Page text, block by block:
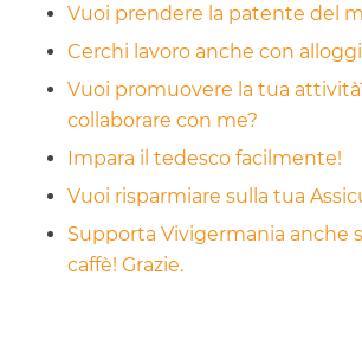
Vuoi prendere la patente del
Cerchi lavoro anche con
Vuoi promuovere la tua
collaborare con me?
Impara il tedesco facilmente!
Vuoi risparmiare sulla tua
Supporta Vivigermania anche
caffè! Grazie.